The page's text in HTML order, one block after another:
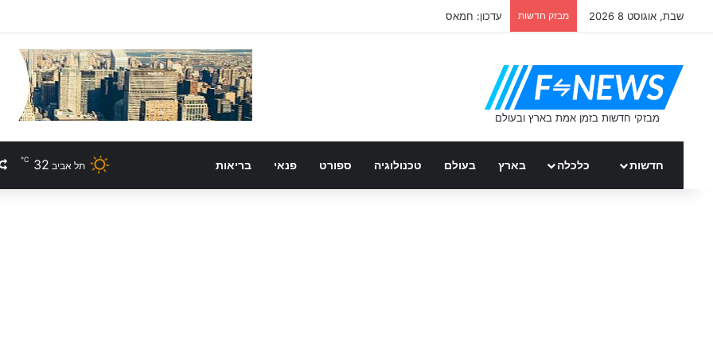
שבת, אוגוסט 8 2026 מבזק חדשות עדכון: חמאס
חדשות כלכלה בארץ בעולם טכנולוגיה ספורט פנאי בריאות תל אביב 32
℃